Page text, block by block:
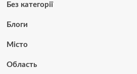
Без категорії
Блоги
Місто
Область